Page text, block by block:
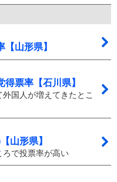
山形県】
票率【石川県】
国人が増えてきたとこ
山形県】
ろで投票率が高い